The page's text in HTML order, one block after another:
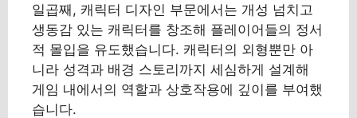
일곱째, 캐릭터 디자인 부문에서는 개성 넘치고
생동감 있는 캐릭터를 창조해 플레이어들의 정서
적 몰입을 유도했습니다. 캐릭터의 외형뿐만 아
니라 성격과 배경 스토리까지 세심하게 설계해
게임 내에서의 역할과 상호작용에 깊이를 부여했
습니다.